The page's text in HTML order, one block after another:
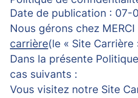
Date de publication : 07-
Nous gérons chez
carrière(le « Site Carrière
Dans la présente
cas suivants :
Vous visitez notre Site